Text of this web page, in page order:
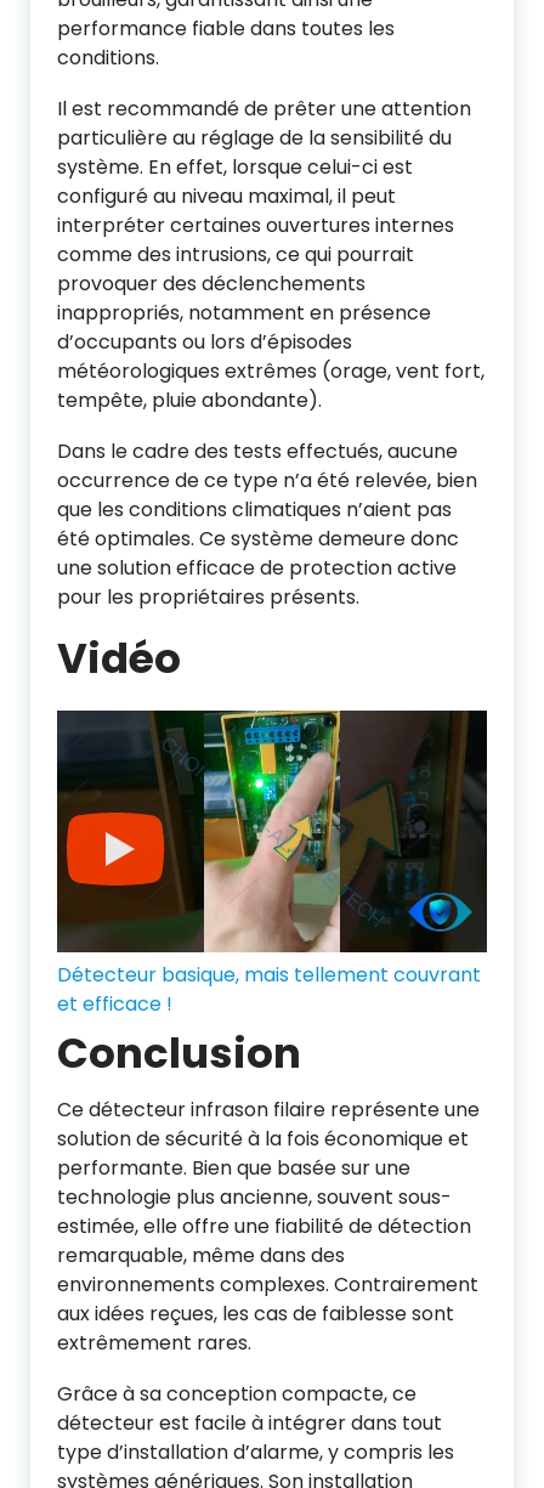
performance fiable dans toutes les
conditions.
Il est recommandé de prêter une attention
particulière au réglage de la sensibilité du
système. En effet, lorsque celui-ci est
configuré au niveau maximal, il peut
interpréter certaines ouvertures internes
comme des intrusions, ce qui pourrait
provoquer des déclenchements
inappropriés, notamment en présence
d’occupants ou lors d’épisodes
météorologiques extrêmes (orage, vent fort,
tempête, pluie abondante).
Dans le cadre des tests effectués, aucune
occurrence de ce type n’a été relevée, bien
que les conditions climatiques n’aient pas
été optimales. Ce système demeure donc
une solution efficace de protection active
pour les propriétaires présents.
Vidéo
Détecteur basique, mais tellement couvrant
et efficace !
Conclusion
Ce détecteur infrason filaire représente une
solution de sécurité à la fois économique et
performante. Bien que basée sur une
technologie plus ancienne, souvent sous-
estimée, elle offre une fiabilité de détection
remarquable, même dans des
environnements complexes. Contrairement
aux idées reçues, les cas de faiblesse sont
extrêmement rares.
Grâce à sa conception compacte, ce
détecteur est facile à intégrer dans tout
type d’installation d’alarme, y compris les
systèmes génériques. Son installation